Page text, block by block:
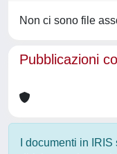
Non ci sono file
Pubblicazioni
I documenti in